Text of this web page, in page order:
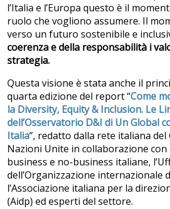
l’Italia e l’Europa questo è il
ruolo che vogliono assumere. Il
verso un futuro sostenibile e
coerenza e della responsabilità i
strategia.
Questa visione è stata anche il
quarta edizione del report “Come
la Diversity, Equity & Inclusion. Le
dell’Osservatorio D&I di Un Global
Italia”, redatto dalla rete italiana del
Nazioni Unite in collaborazione
business e no-business italiane,
dell’Organizzazione internazionale
l’Associazione italiana per la
(Aidp) ed esperti del settore.